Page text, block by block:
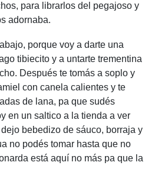
para librarlos del pegajoso y
adornaba.
porque voy a darte una
tibiecito y a untarte trementina
Después te tomás a soplo y
con canela calientes y te
de lana, pa que sudés
en un saltico a la tienda a ver
bebedizo de sáuco, borraja y
no podés tomar hasta que no
está aquí no más pa que la